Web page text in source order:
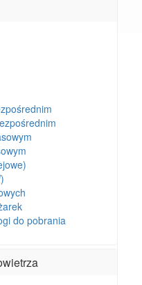
do pobrania